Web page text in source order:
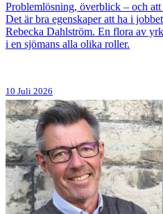
Problemlösning, överblick – och
Det är bra egenskaper att ha i
Rebecka Dahlström. En flora av
i en sjömans alla olika roller.
10 Juli 2026